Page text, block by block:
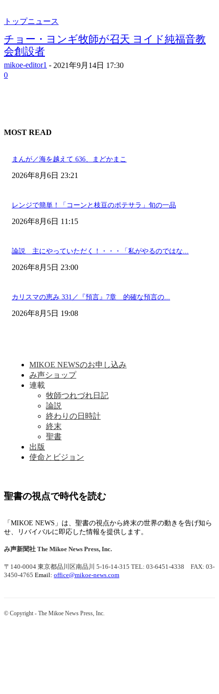
トップニュース
チョー・ヨンギ牧師が召天 ヨイド純福音教
会創設者
mikoe-editor1 - 2021年9月14日 17:30
0
MOST READ
まんが／海を越えて 636、まどかまこ
2026年8月6日 23:21
レンジで簡単！「コーンと枝豆のポテサラ」旬の一品
2026年8月6日 11:15
論説 主にやっていただく！・・・「私がやるのではな...
2026年8月5日 23:00
カリスマの恵み 331／『預言』7章 的確な預言の...
2026年8月5日 19:08
MIKOE NEWSのお申し込み
み声ショップ
連載
牧師つれづれ日記
論説
終わりの日時計
終末
聖書
出版
使命とビジョン
聖書の視点で時代を読む
「MIKOE NEWS」は、聖書の視点から終末の世界の動きを告げ知ら
せ、リバイバルに即応した情報を提供します。
み声新聞社 The Mikoe News Press, Inc.
〒140-0004 東京都品川区南品川 5-16-14-315 TEL: 03-6451-4338 FAX: 03-
3450-4765 Email: office@mikoe-news.com
© Copyright - The Mikoe News Press, Inc.